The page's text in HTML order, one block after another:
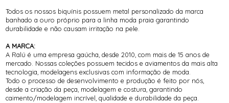
Todos os nossos biquínis possuem metal personalizado da marca
banhado a ouro próprio para a linha moda praia garantindo
durabilidade e não causam irritação na pele.
A MARCA:
A Ralú é uma empresa gaúcha, desde 2010, com mais de 15 anos de
mercado. Nossas coleções possuem tecidos e aviamentos da mais alta
tecnologia, modelagens exclusivas com informação de moda.
Todo o processo de desenvolvimento e produção é feito por nós,
desde a criação da peça, modelagem e costura, garantindo
caimento/modelagem incrível, qualidade e durabilidade da peça.